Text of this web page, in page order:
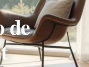
de